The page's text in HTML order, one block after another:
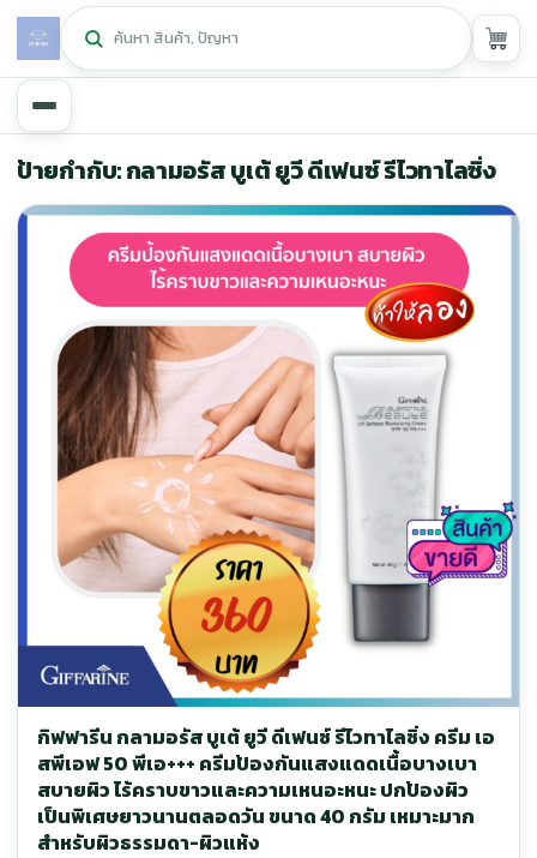
หน้าหลัก
ศูนย์กิฟฟารีน
▾
สุขภาพและการแก้ปัญหา
ลดน้ำหนัก
ความงาม
หน้ารวมสินค้า
หน้าตระกร้าสินค้า
ป้ายกำกับ: กลามอรัส บูเต้ ยูวี ดีเฟนซ์ รีไวทาไลซิ่ง
กิฟฟารีน กลามอรัส บูเต้ ยูวี ดีเฟนซ์ รีไวทาไลซิ่ง ครีม เอ
สพีเอฟ 50 พีเอ+++ ครีมป้องกันแสงแดดเนื้อบางเบา
สบายผิว ไร้คราบขาวและความเหนอะหนะ ปกป้องผิว
เป็นพิเศษยาวนานตลอดวัน ขนาด 40 กรัม เหมาะมาก
สำหรับผิวธรรมดา-ผิวแห้ง